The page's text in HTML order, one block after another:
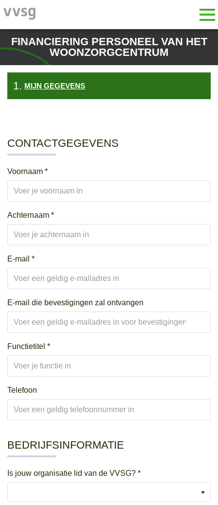
VVSG-vzw
FINANCIERING PERSONEEL VAN HET
WOONZORGCENTRUM
MIJN GEGEVENS
CONTACTGEGEVENS
Voornaam *
Achternaam *
E-mail *
E-mail die bevestigingen zal ontvangen
Functietitel *
Telefoon
BEDRIJFSINFORMATIE
Is jouw organisatie lid van de VVSG? *
Gedetecteerde tijdzone